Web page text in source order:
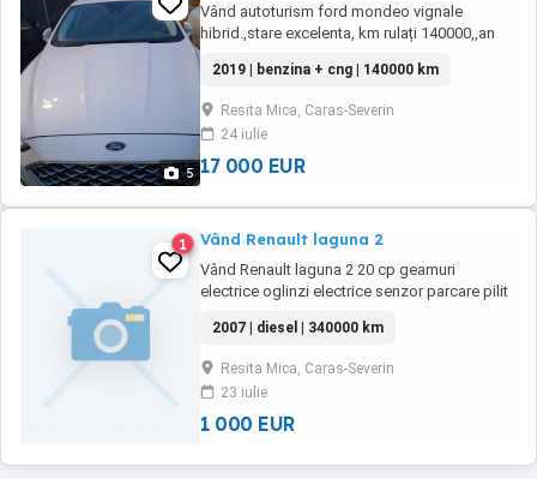
5
Vând autoturism ford mondeo vignale
hibrid.,stare excelenta, km rulați 140000,,an
2019 | benzina + cng | 140000 km
Resita Mica, Caras-Severin
24 iulie
17 000 EUR
1 Vând Renault laguna 2
Vând Renault laguna 2 20 cp geamuri
electrice oglinzi electrice senzor parcare pilit
2007 | diesel | 340000 km
Resita Mica, Caras-Severin
23 iulie
1 000 EUR